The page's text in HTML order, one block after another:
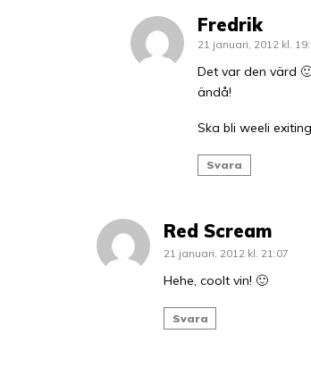
Fredrik
21 januari, 2012 kl.
Det var den värd
ändå!
Ska bli weeli
Svara
Red Scream
21 januari, 2012 kl. 21:07
Hehe, coolt vin! 🙂
Svara